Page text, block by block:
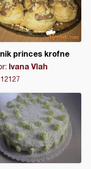
princes krofne
Ivana Vlah
12127